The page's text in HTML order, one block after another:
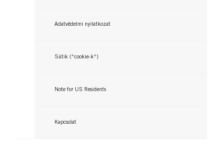
Adatvédelmi nyilatkozat
Sütik (*cookie-k*)
Note for US Residents
Kapcsolat